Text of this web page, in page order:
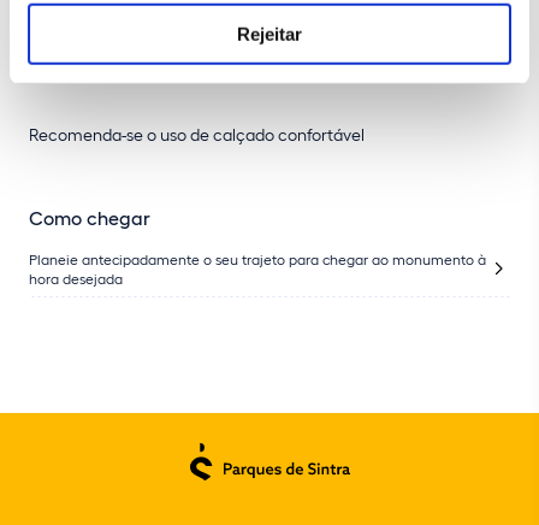
Rejeitar
Idioma disponível: português
Recomenda-se o uso de calçado confortável
Como chegar
Planeie antecipadamente o seu trajeto para chegar ao monumento à
hora desejada